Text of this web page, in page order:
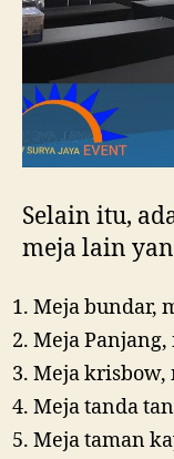
Selain itu,
meja lain
Meja bundar,
Meja Panjang,
Meja krisbow,
Meja tanda
Meja taman